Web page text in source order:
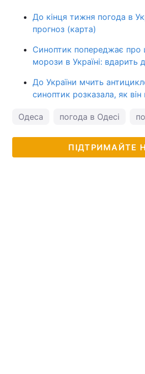
До кінця тижня погода в
прогноз (карта)
Синоптик попереджає про
морози в Україні: вдарить
До України мчить
синоптик розказала, як
Одеса погода в Одесі
ПІДТРИМАЙТЕ